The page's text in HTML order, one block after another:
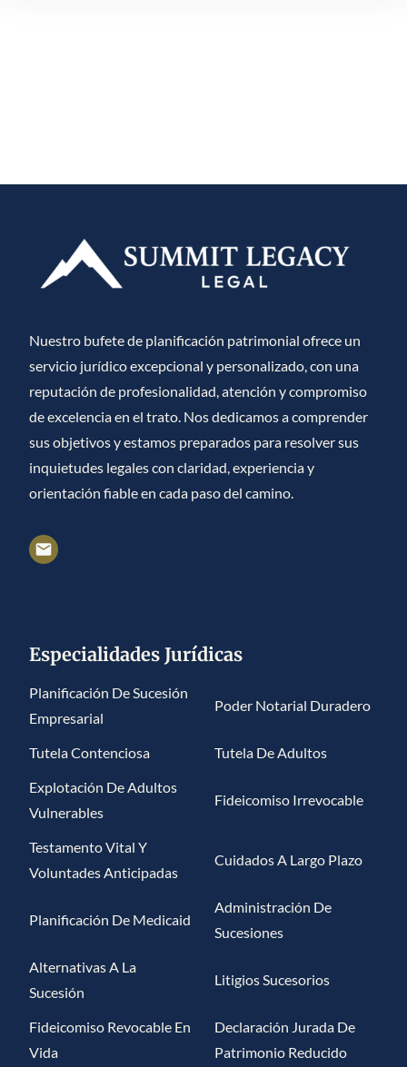
Nuestro bufete de planificación patrimonial ofrece un
servicio jurídico excepcional y personalizado, con una
reputación de profesionalidad, atención y compromiso
de excelencia en el trato. Nos dedicamos a comprender
sus objetivos y estamos preparados para resolver sus
inquietudes legales con claridad, experiencia y
orientación fiable en cada paso del camino.
Especialidades Jurídicas
Planificación De Sucesión
Empresarial
Poder Notarial Duradero
Tutela Contenciosa
Tutela De Adultos
Explotación De Adultos
Vulnerables
Fideicomiso Irrevocable
Testamento Vital Y
Voluntades Anticipadas
Cuidados A Largo Plazo
Planificación De Medicaid
Administración De
Sucesiones
Alternativas A La
Sucesión
Litigios Sucesorios
Fideicomiso Revocable En
Vida
Declaración Jurada De
Patrimonio Reducido